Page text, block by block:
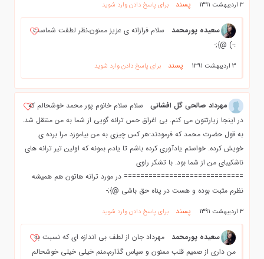
3 اردیبهشت 1391 پسند برای پاسخ دادن وارد شوید
سعیده پورمحمد
سلام فرازانه ی عزیز ممنون،نظر لطفت شماست
:-) @};-
3 اردیبهشت 1391 پسند برای پاسخ دادن وارد شوید
مهرداد صالحی گل افشانی
سلام سلام خانوم پور محمد خوشحالم که
در اینجا زیارتتون می کنم. بی اغراق حس ترانه گویی از شما به من منتقل شد.
به قول حضرت محمد که فرمودند:هر کس چیزی به من بیاموزد مرا برده ی
خویش کرده. خواستم یادآوری کرده باشم تا یادم بمونه که اولین تیر ترانه های
ناشکیبای من از شما بود. با تشکر راوی
============================= در مورد ترانه هاتون هم همیشه
نظرم مثبت بوده و هست در پناه حق باشی @};-
3 اردیبهشت 1391 پسند برای پاسخ دادن وارد شوید
سعیده پورمحمد
مهرداد جان از لطف بی اندازه ای که نسبت به
من داری از صمیم قلب ممنون و سپاس گذارم،منم خیلی خیلی خوشحالم